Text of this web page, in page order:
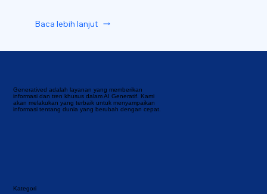
Generatived adalah layanan yang memberikan
informasi dan tren khusus dalam AI Generatif. Kami
akan melakukan yang terbaik untuk menyampaikan
informasi tentang dunia yang berubah dengan cepat.
Kategori
Baca lebih lanjut